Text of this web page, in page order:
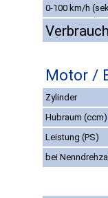
0-100 km/h
Motor /
Zylinder
Hubraum (ccm)
Leistung (PS)
bei